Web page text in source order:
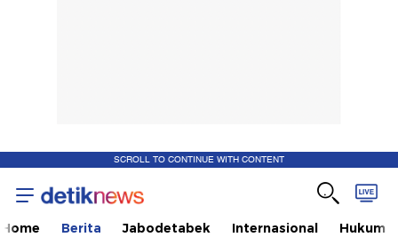
SCROLL TO CONTINUE WITH CONTENT
Home Berita Jabodetabek Internasional Hukum